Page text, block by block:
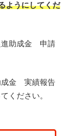
ようにしてくだ
進助成金 申請
成金 実績報告
ください。